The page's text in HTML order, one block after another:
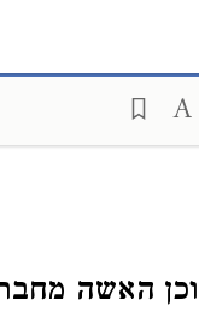
וכן האשה